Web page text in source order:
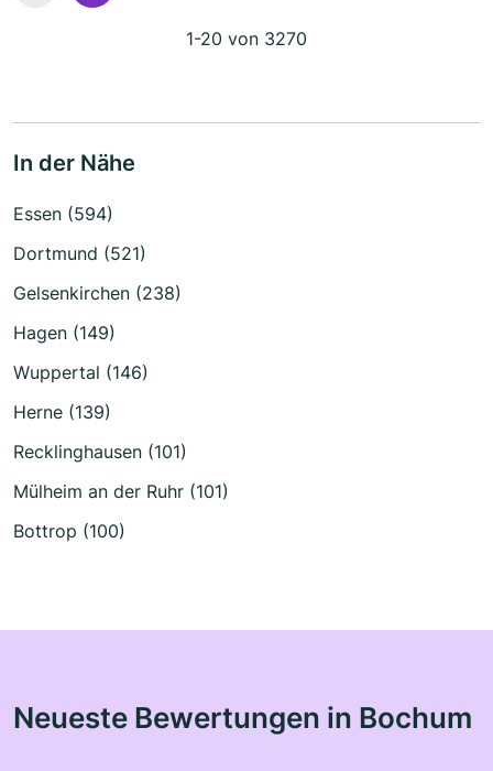
1-20 von 3270
In der Nähe
Essen (594)
Dortmund (521)
Gelsenkirchen (238)
Hagen (149)
Wuppertal (146)
Herne (139)
Recklinghausen (101)
Mülheim an der Ruhr (101)
Bottrop (100)
Neueste Bewertungen in Bochum